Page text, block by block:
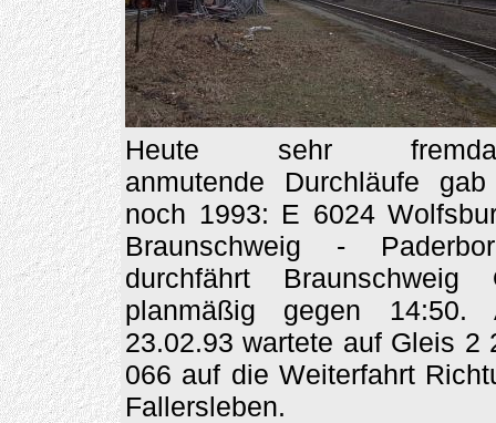
Heute sehr
anmutende Durchläufe
noch 1993: E 6024
Braunschweig -
durchfährt Braunschweig
planmäßig gegen 14:50.
23.02.93 wartete auf Gleis 2
066 auf die Weiterfahrt
Fallersleben.